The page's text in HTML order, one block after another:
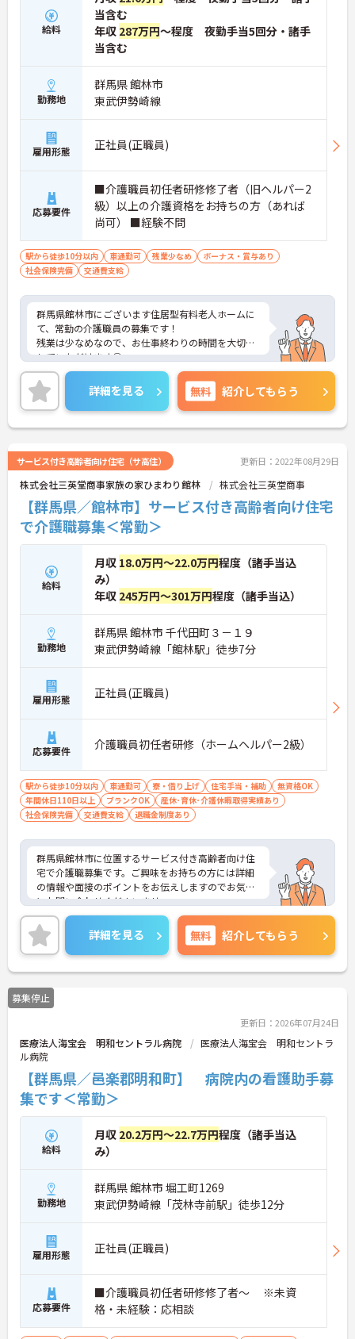
給料
当含む
年収 287万円～程度 夜勤手当5回分・諸手
当含む
勤務地
群馬県 館林市
東武伊勢崎線
雇用形態 正社員(正職員)
応募要件
■介護職員初任者研修修了者（旧ヘルパー2
級）以上の介護資格をお持ちの方（あれば
尚可） ■経験不問
駅から徒歩10分以内 車通勤可 残業少なめ
ボーナス・賞与あり
社会保険完備
交通費支給
群馬県館林市にございます住居型有料老人ホームに
て、常勤の介護職員の募集です！
残業は少なめなので、お仕事終わりの時間を大切に
していただけます◎
最寄駅から徒歩1分、無料駐車場もあるのでマイカ
ー通勤も可能！通勤もラクラクです♪
ご興味ある方には、面接対策ポイントなど、さらに
詳細をお話しいたしますのでお気軽にご相談くださ
い！
詳細を見る 無料 紹介してもらう
サービス付き高齢者向け住宅（サ高住） 更新日：2022年08月29日
株式会社三英堂商事家族の家ひまわり館林 株式会社三英堂商事
【群馬県／館林市】サービス付き高齢者向け住宅
で介護職募集＜常勤＞
給料
月収 18.0万円～22.0万円程度（諸手当込
み）
年収 245万円～301万円程度（諸手当込）
勤務地
群馬県 館林市 千代田町３－１９
東武伊勢崎線「館林駅」徒歩7分
雇用形態 正社員(正職員)
応募要件 介護職員初任者研修（ホームヘルパー2級）
駅から徒歩10分以内 車通勤可 寮・借り上げ 住宅手当・補助
無資格OK
年間休日110日以上
ブランクOK
産休･育休･介護休暇取得実績あり
社会保険完備
交通費支給 退職金制度あり
群馬県館林市に位置するサービス付き高齢者向け住
宅で介護職募集です。ご興味をお持ちの方には詳細
の情報や面接のポイントをお伝えしますのでお気軽
にお問い合わせくださいませ。
詳細を見る 無料 紹介してもらう
募集停止
更新日：2026年07月24日
医療法人海宝会 明和セントラル病院
医療法人海宝会 明和セントラ
ル病院
【群馬県／邑楽郡明和町】 病院内の看護助手募
集です＜常勤＞
給料
月収 20.2万円～22.7万円程度（諸手当込
み）
勤務地
群馬県 館林市 堀工町1269
東武伊勢崎線「茂林寺前駅」徒歩12分
雇用形態 正社員(正職員)
応募要件
■介護職員初任者研修修了者～ ※未資
格・未経験：応相談